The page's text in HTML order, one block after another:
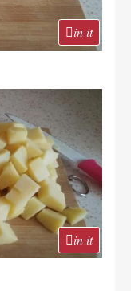
in it
in it